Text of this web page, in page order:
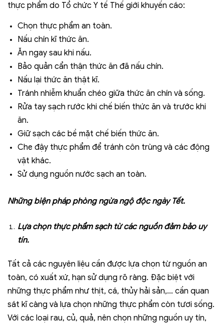
thực phẩm do Tổ chức Y tế Thế giới khuyến cáo:
Chọn thực phẩm an toàn.
Nấu chín kĩ thức ăn.
Ăn ngay sau khi nấu.
Bảo quản cẩn thận thức ăn đã nấu chín.
Nấu lại thức ăn thật kĩ.
Tránh nhiễm khuẩn chéo giữa thức ăn chín và sống.
Rửa tay sạch rước khi chế biến thức ăn và trước khi
ăn.
Giữ sạch các bề mặt chế biến thức ăn.
Che đậy thực phẩm để tránh côn trùng và các động
vật khác.
Sử dụng nguồn nước sạch an toàn.
Những biện pháp phòng ngừa ngộ độc ngày Tết.
Lựa chọn thực phẩm sạch từ các nguồn đảm bảo uy
tín.
Tất cả các nguyên liệu cần được lựa chọn từ nguồn an
toàn, có xuất xứ, hạn sử dụng rõ ràng. Đặc biệt với
những thực phẩm như thịt, cá, thủy hải sản,… cần quan
sát kĩ càng và lựa chọn những thực phẩm còn tươi sống.
Với các loại rau, củ, quả, nên chọn những nguồn uy tín,